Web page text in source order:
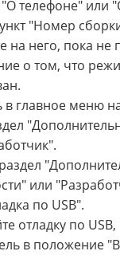
"О телефоне" или
"Номер
на него, пока не
о том, что
в главное меню
или
по USB".
отладку по
в положение